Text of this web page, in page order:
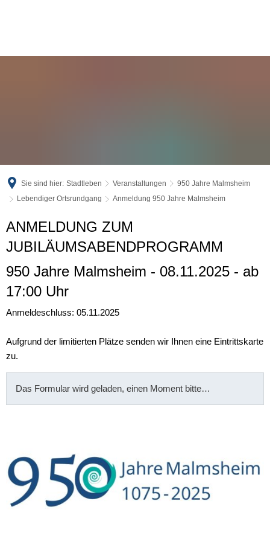
Sie sind hier: Stadtleben Veranstaltungen
950 Jahre Malmsheim
Lebendiger Ortsrundgang
Anmeldung 950 Jahre Malmsheim
Anmeldung
950
Jahre
Malmsheim
ANMELDUNG ZUM
JUBILÄUMSABENDPROGRAMM
950 Jahre Malmsheim - 08.11.2025 - ab
17:00 Uhr
Anmeldeschluss: 05.11.2025
Aufgrund der limitierten Plätze senden wir Ihnen eine Eintrittskarte
zu.
Das Formular wird geladen, einen Moment bitte…